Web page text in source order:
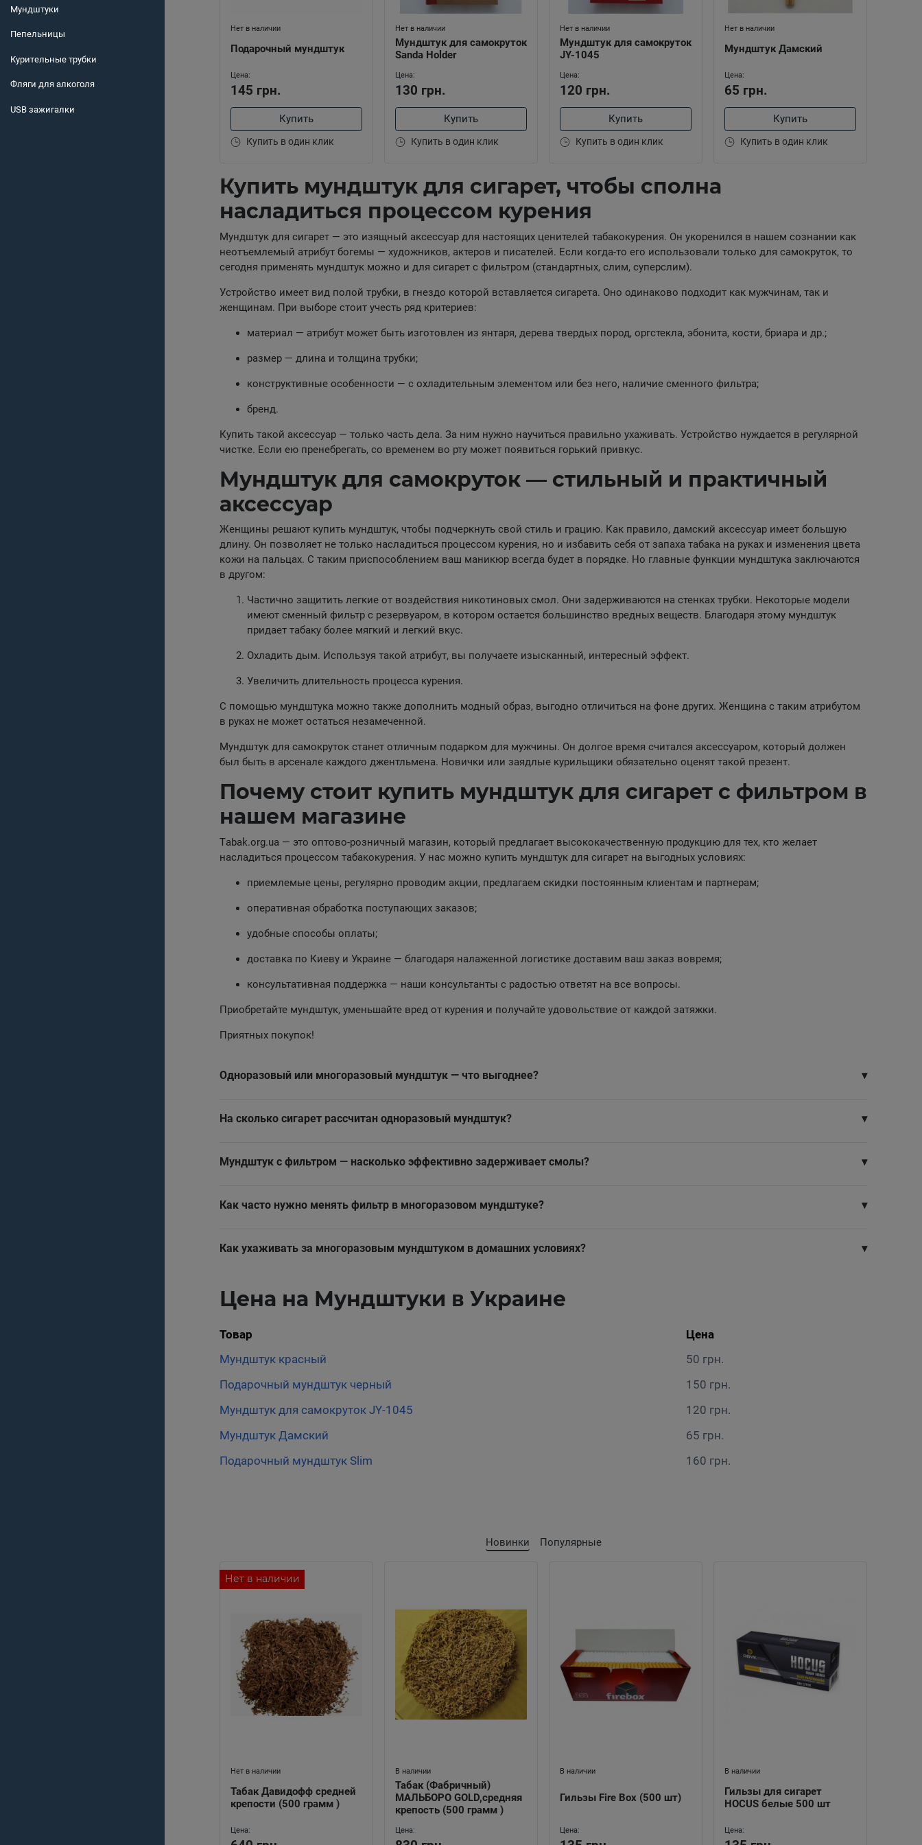
Мундштуки
Пепельницы
Курительные трубки
Фляги для алкоголя
USB зажигалки
Нет в наличии
Подарочный мундштук
Цена:
145 грн.
Купить
Купить в один клик
Нет в наличии
Мундштук для самокруток
Sanda Holder
Цена:
130 грн.
Купить
Купить в один клик
Нет в наличии
Мундштук для самокруток
JY-1045
Цена:
120 грн.
Купить
Купить в один клик
Нет в наличии
Мундштук Дамский
Цена:
65 грн.
Купить
Купить в один клик
Купить мундштук для сигарет, чтобы сполна
насладиться процессом курения
Мундштук для сигарет — это изящный аксессуар для настоящих ценителей табакокурения. Он укоренился в нашем сознании как
неотъемлемый атрибут богемы — художников, актеров и писателей. Если когда-то его использовали только для самокруток, то
сегодня применять мундштук можно и для сигарет с фильтром (стандартных, слим, суперслим).
Устройство имеет вид полой трубки, в гнездо которой вставляется сигарета. Оно одинаково подходит как мужчинам, так и
женщинам. При выборе стоит учесть ряд критериев:
материал — атрибут может быть изготовлен из янтаря, дерева твердых пород, оргстекла, эбонита, кости, бриара и др.;
размер — длина и толщина трубки;
конструктивные особенности — с охладительным элементом или без него, наличие сменного фильтра;
бренд.
Купить такой аксессуар — только часть дела. За ним нужно научиться правильно ухаживать. Устройство нуждается в регулярной
чистке. Если ею пренебрегать, со временем во рту может появиться горький привкус.
Мундштук для самокруток — стильный и практичный
аксессуар
Женщины решают купить мундштук, чтобы подчеркнуть свой стиль и грацию. Как правило, дамский аксессуар имеет большую
длину. Он позволяет не только насладиться процессом курения, но и избавить себя от запаха табака на руках и изменения цвета
кожи на пальцах. С таким приспособлением ваш маникюр всегда будет в порядке. Но главные функции мундштука заключаются
в другом:
Частично защитить легкие от воздействия никотиновых смол. Они задерживаются на стенках трубки. Некоторые модели
имеют сменный фильтр с резервуаром, в котором остается большинство вредных веществ. Благодаря этому мундштук
придает табаку более мягкий и легкий вкус.
Охладить дым. Используя такой атрибут, вы получаете изысканный, интересный эффект.
Увеличить длительность процесса курения.
С помощью мундштука можно также дополнить модный образ, выгодно отличиться на фоне других. Женщина с таким атрибутом
в руках не может остаться незамеченной.
Мундштук для самокруток станет отличным подарком для мужчины. Он долгое время считался аксессуаром, который должен
был быть в арсенале каждого джентльмена. Новички или заядлые курильщики обязательно оценят такой презент.
Почему стоит купить мундштук для сигарет с фильтром в
нашем магазине
Тabak.org.ua — это оптово-розничный магазин, который предлагает высококачественную продукцию для тех, кто желает
насладиться процессом табакокурения. У нас можно купить мундштук для сигарет на выгодных условиях:
приемлемые цены, регулярно проводим акции, предлагаем скидки постоянным клиентам и партнерам;
оперативная обработка поступающих заказов;
удобные способы оплаты;
доставка по Киеву и Украине — благодаря налаженной логистике доставим ваш заказ вовремя;
консультативная поддержка — наши консультанты с радостью ответят на все вопросы.
Приобретайте мундштук, уменьшайте вред от курения и получайте удовольствие от каждой затяжки.
Приятных покупок!
Одноразовый или многоразовый мундштук — что выгоднее?
На сколько сигарет рассчитан одноразовый мундштук?
Мундштук с фильтром — насколько эффективно задерживает смолы?
Как часто нужно менять фильтр в многоразовом мундштуке?
Как ухаживать за многоразовым мундштуком в домашних условиях?
Цена на Мундштуки в Украине
Товар Цена
Мундштук красный
50 грн.
Подарочный мундштук черный
150 грн.
Мундштук для самокруток JY-1045
120 грн.
Мундштук Дамский
65 грн.
Подарочный мундштук Slim
160 грн.
Новинки Популярные
Нет в наличии
Нет в наличии
Табак Давидофф средней
крепости (500 грамм )
Цена:
В наличии
Табак (Фабричный)
МАЛЬБОРО GOLD,средняя
крепость (500 грамм )
Цена:
В наличии
Гильзы Fire Box (500 шт)
Цена:
В наличии
Гильзы для сигарет
HOCUS белые 500 шт
Цена: